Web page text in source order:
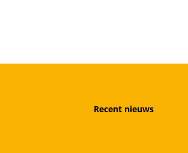
Recent nieuws